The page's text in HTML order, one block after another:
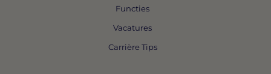
Functies
Vacatures
Carrière Tips